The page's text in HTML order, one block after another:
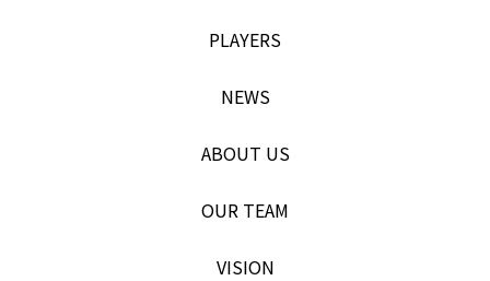
PLAYERS
NEWS
ABOUT US
OUR TEAM
VISION